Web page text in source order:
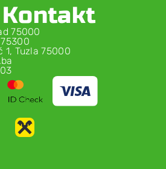
75000
1, Tuzla 75000